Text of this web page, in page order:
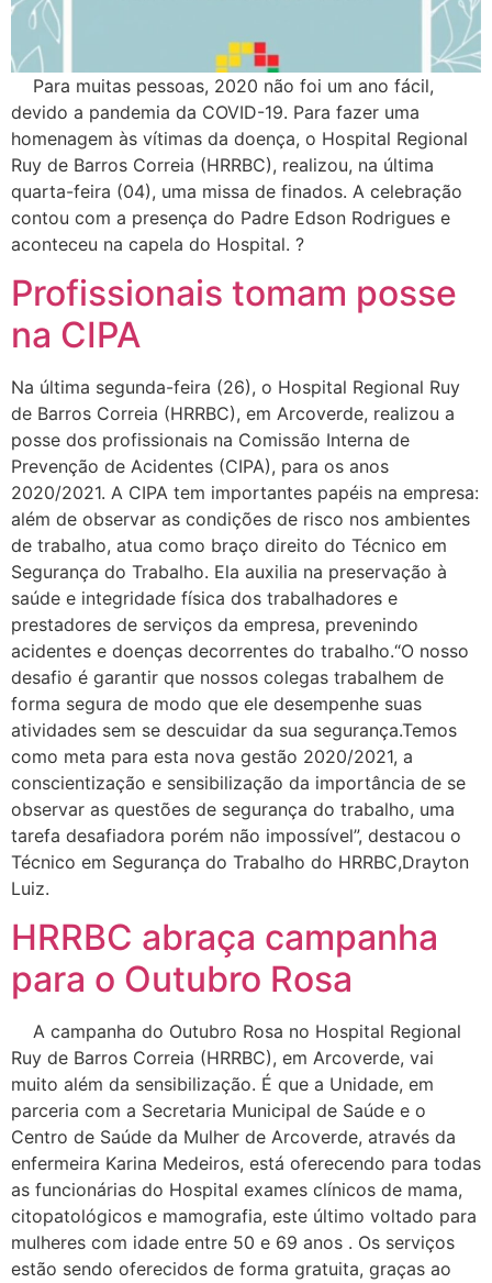
Para muitas pessoas, 2020 não foi um ano fácil,
devido a pandemia da COVID-19. Para fazer uma
homenagem às vítimas da doença, o Hospital Regional
Ruy de Barros Correia (HRRBC), realizou, na última
quarta-feira (04), uma missa de finados. A celebração
contou com a presença do Padre Edson Rodrigues e
aconteceu na capela do Hospital. ?
Profissionais tomam posse
na CIPA
Na última segunda-feira (26), o Hospital Regional Ruy
de Barros Correia (HRRBC), em Arcoverde, realizou a
posse dos profissionais na Comissão Interna de
Prevenção de Acidentes (CIPA), para os anos
2020/2021. A CIPA tem importantes papéis na empresa:
além de observar as condições de risco nos ambientes
de trabalho, atua como braço direito do Técnico em
Segurança do Trabalho. Ela auxilia na preservação à
saúde e integridade física dos trabalhadores e
prestadores de serviços da empresa, prevenindo
acidentes e doenças decorrentes do trabalho.“O nosso
desafio é garantir que nossos colegas trabalhem de
forma segura de modo que ele desempenhe suas
atividades sem se descuidar da sua segurança.Temos
como meta para esta nova gestão 2020/2021, a
conscientização e sensibilização da importância de se
observar as questões de segurança do trabalho, uma
tarefa desafiadora porém não impossível”, destacou o
Técnico em Segurança do Trabalho do HRRBC,Drayton
Luiz.
HRRBC abraça campanha
para o Outubro Rosa
A campanha do Outubro Rosa no Hospital Regional
Ruy de Barros Correia (HRRBC), em Arcoverde, vai
muito além da sensibilização. É que a Unidade, em
parceria com a Secretaria Municipal de Saúde e o
Centro de Saúde da Mulher de Arcoverde, através da
enfermeira Karina Medeiros, está oferecendo para todas
as funcionárias do Hospital exames clínicos de mama,
citopatológicos e mamografia, este último voltado para
mulheres com idade entre 50 e 69 anos . Os serviços
estão sendo oferecidos de forma gratuita, graças ao